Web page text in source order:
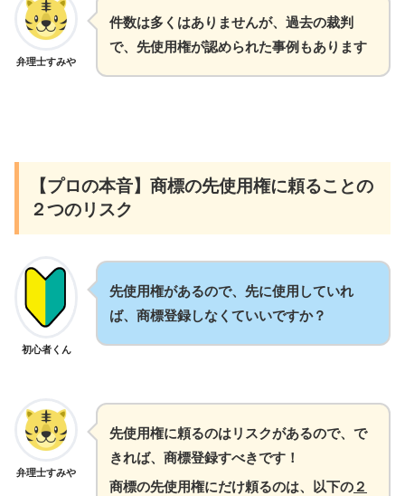
弁理士すみや
件数は多くはありませんが、過去の裁判
で、先使用権が認められた事例もあります
【プロの本音】商標の先使用権に頼ることの
２つのリスク
初心者くん
先使用権があるので、先に使用していれ
ば、商標登録しなくていいですか？
弁理士すみや
先使用権に頼るのはリスクがあるので、で
きれば、商標登録すべきです！
商標の先使用権にだけ頼るのは、以下の ２